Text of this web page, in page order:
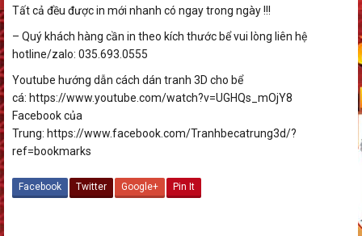
Tất cả đều được in mới nhanh có ngay trong ngày !!!
– Quý khách hàng cần in theo kích thước bể vui lòng liên hệ
hotline/zalo: 035.693.0555
Youtube hướng dẫn cách dán tranh 3D cho bể
cá: https://www.youtube.com/watch?v=UGHQs_mOjY8
Facebook của
Trung: https://www.facebook.com/Tranhbecatrung3d/?
ref=bookmarks
Facebook Twitter Google+ Pin It